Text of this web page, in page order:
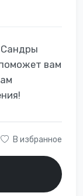
Сандры
вам
В избранное